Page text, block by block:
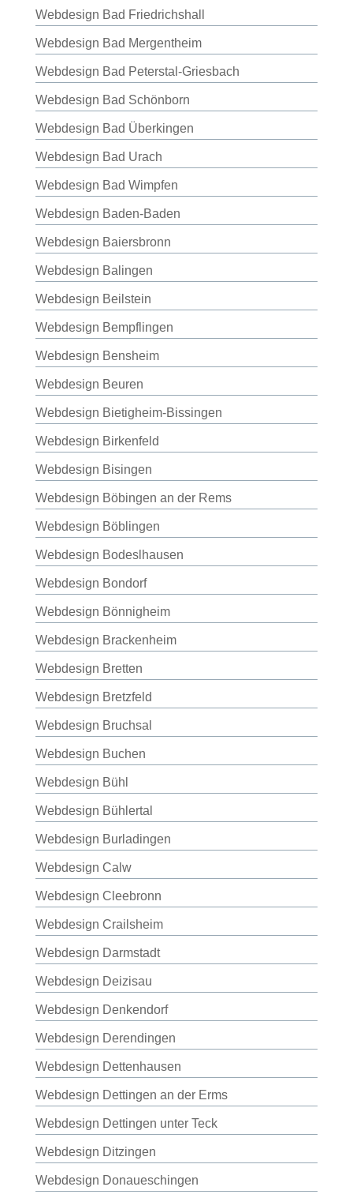
Webdesign Bad Friedrichshall
Webdesign Bad Mergentheim
Webdesign Bad Peterstal-Griesbach
Webdesign Bad Schönborn
Webdesign Bad Überkingen
Webdesign Bad Urach
Webdesign Bad Wimpfen
Webdesign Baden-Baden
Webdesign Baiersbronn
Webdesign Balingen
Webdesign Beilstein
Webdesign Bempflingen
Webdesign Bensheim
Webdesign Beuren
Webdesign Bietigheim-Bissingen
Webdesign Birkenfeld
Webdesign Bisingen
Webdesign Böbingen an der Rems
Webdesign Böblingen
Webdesign Bodeslhausen
Webdesign Bondorf
Webdesign Bönnigheim
Webdesign Brackenheim
Webdesign Bretten
Webdesign Bretzfeld
Webdesign Bruchsal
Webdesign Buchen
Webdesign Bühl
Webdesign Bühlertal
Webdesign Burladingen
Webdesign Calw
Webdesign Cleebronn
Webdesign Crailsheim
Webdesign Darmstadt
Webdesign Deizisau
Webdesign Denkendorf
Webdesign Derendingen
Webdesign Dettenhausen
Webdesign Dettingen an der Erms
Webdesign Dettingen unter Teck
Webdesign Ditzingen
Webdesign Donaueschingen